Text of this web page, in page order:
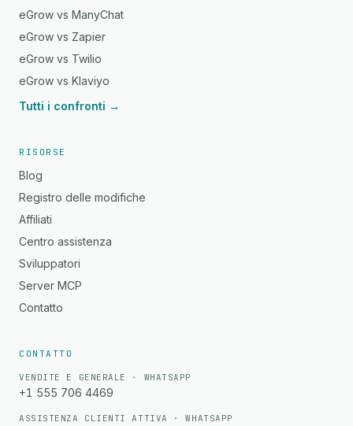
eGrow vs ManyChat
eGrow vs Zapier
eGrow vs Twilio
eGrow vs Klaviyo
Tutti i confronti →
RISORSE
Blog
Registro delle modifiche
Affiliati
Centro assistenza
Sviluppatori
Server MCP
Contatto
CONTATTO
VENDITE E GENERALE · WHATSAPP
+1 555 706 4469
ASSISTENZA CLIENTI ATTIVA · WHATSAPP